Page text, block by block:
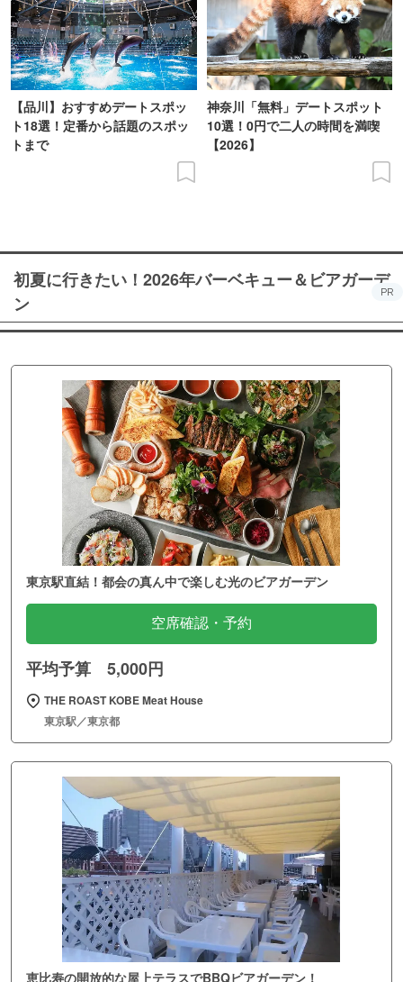
【品川】おすすめデートスポッ
ト18選！定番から話題のスポッ
トまで
神奈川「無料」デートスポット
10選！0円で二人の時間を満喫
【2026】
初夏に行きたい！2026年バーベキュー＆ビアガーデ
ン
PR
東京駅直結！都会の真ん中で楽しむ光のビアガーデン
空席確認・予約
平均予算 5,000円
THE ROAST KOBE Meat House
東京駅／東京都
恵比寿の開放的な屋上テラスでBBQビアガーデン！